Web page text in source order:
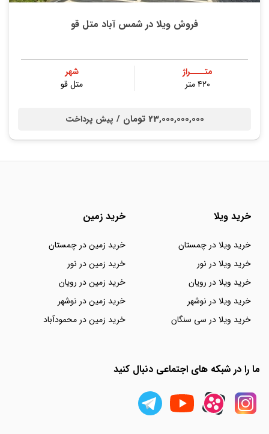
فروش ویلا در شمس آباد متل قو
متــــراژ
۴۲۰ متر
شهر
متل قو
23,000,000,000 تومان / پیش پرداخت
خرید ویلا
خرید ویلا در چمستان
خرید ویلا در نور
خرید ویلا در رویان
خرید ویلا در نوشهر
خرید ویلا در سی سنگان
خرید زمین
خرید زمین در چمستان
خرید زمین در نور
خرید زمین در رویان
خرید زمین در نوشهر
خرید زمین در محمودآباد
ما را در شبکه های اجتماعی دنبال کنید